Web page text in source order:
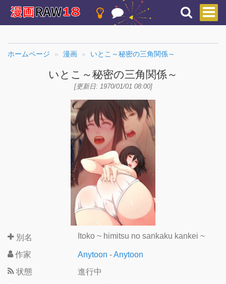
ホームページ 漫画 いとこ～秘密の三角関係～
いとこ～秘密の三角関係～
[更新日: 1970/01/01 08:00]
別名 Itoko ~ himitsu no sankaku kankei ~
作家 Anytoon -Anytoon
状態
進行中